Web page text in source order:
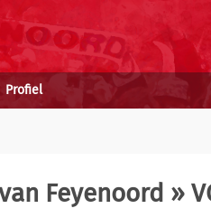
Profiel
Feyenoord »